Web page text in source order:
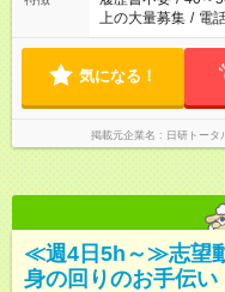
上の大量募集 / 電
気になる！
掲載元企業名 日研トー
≪週4日5h～≫志望
身の回りのお手伝い